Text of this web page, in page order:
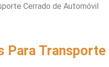
Cerrado de Automóvil
Para Transporte